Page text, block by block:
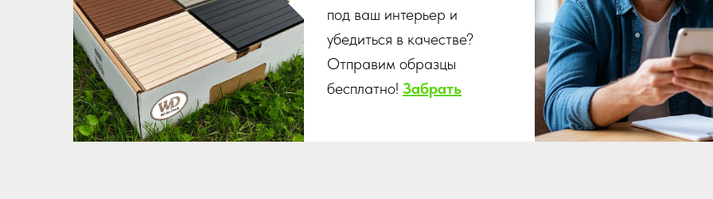
под ваш интерьер и
убедиться в качестве?
Отправим образцы
бесплатно! Забрать